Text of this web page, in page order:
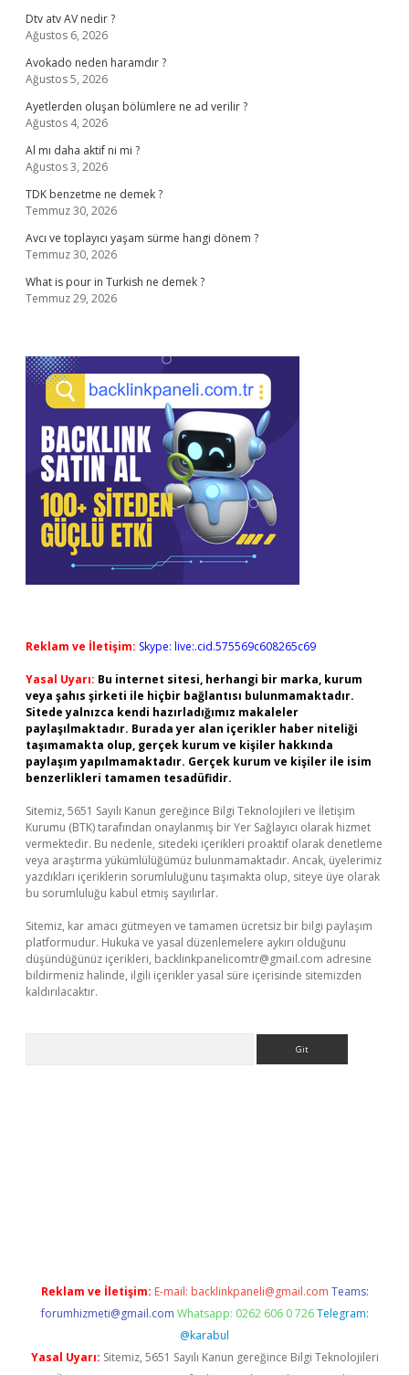
Dtv atv AV nedir ?
Ağustos 6, 2026
Avokado neden haramdır ?
Ağustos 5, 2026
Ayetlerden oluşan bölümlere ne ad verilir ?
Ağustos 4, 2026
Al mı daha aktif ni mi ?
Ağustos 3, 2026
TDK benzetme ne demek ?
Temmuz 30, 2026
Avcı ve toplayıcı yaşam sürme hangi dönem ?
Temmuz 30, 2026
What is pour in Turkish ne demek ?
Temmuz 29, 2026
Reklam ve İletişim: Skype: live:.cid.575569c608265c69
Yasal Uyarı: Bu internet sitesi, herhangi bir marka, kurum
veya şahıs şirketi ile hiçbir bağlantısı bulunmamaktadır.
Sitede yalnızca kendi hazırladığımız makaleler
paylaşılmaktadır. Burada yer alan içerikler haber niteliği
taşımamakta olup, gerçek kurum ve kişiler hakkında
paylaşım yapılmamaktadır. Gerçek kurum ve kişiler ile isim
benzerlikleri tamamen tesadüfidir.
Sitemiz, 5651 Sayılı Kanun gereğince Bilgi Teknolojileri ve İletişim
Kurumu (BTK) tarafından onaylanmış bir Yer Sağlayıcı olarak hizmet
vermektedir. Bu nedenle, sitedeki içerikleri proaktif olarak denetleme
veya araştırma yükümlülüğümüz bulunmamaktadır. Ancak, üyelerimiz
yazdıkları içeriklerin sorumluluğunu taşımakta olup, siteye üye olarak
bu sorumluluğu kabul etmiş sayılırlar.
Sitemiz, kar amacı gütmeyen ve tamamen ücretsiz bir bilgi paylaşım
platformudur. Hukuka ve yasal düzenlemelere aykırı olduğunu
düşündüğünüz içerikleri, backlinkpanelicomtr@gmail.com adresine
bildirmeniz halinde, ilgili içerikler yasal süre içerisinde sitemizden
kaldırılacaktır.
Reklam ve İletişim: E-mail: backlinkpaneli@gmail.com Teams:
forumhizmeti@gmail.com Whatsapp: 0262 606 0 726 Telegram:
@karabul
Yasal Uyarı: Sitemiz, 5651 Sayılı Kanun gereğince Bilgi Teknolojileri